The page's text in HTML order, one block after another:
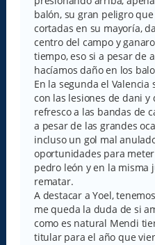
j
e
balón, su gran peligro
cortadas en su mayoría,
centro del campo y
tiempo, eso si a pesar de
hacíamos daño en los
En la segunda el Valencia
con las lesiones de dani
refresco a las bandas de
a pesar de las grandes
incluso un gol mal
oportunidades para
pedro león y en la misma
rematar.
A destacar a Yoel,
me queda la duda de si
como es natural Mendi
titular para el año que